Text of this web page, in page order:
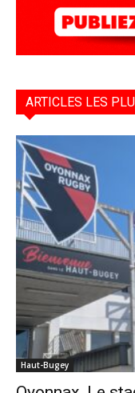
ARTICLES LES
Haut-Bugey